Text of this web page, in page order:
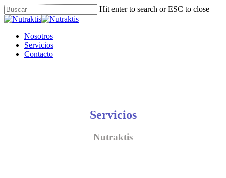
Skip
to
content
Hit enter to search or ESC to close
Close
Menu
Nosotros
Servicios
Contacto
Servicios
Nutraktis